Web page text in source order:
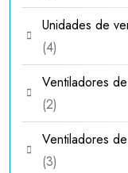
productos
Unidades de
44
productos
Ventiladores
22
productos
Ventiladores
33